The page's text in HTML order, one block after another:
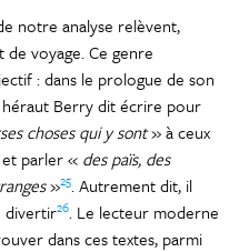
notre analyse relèvent,
voyage. Ce genre
: dans le prologue de son
Berry dit écrire pour
choses qui y sont» à ceux
parler « des païs, des
»25. Autrement dit, il
divertir26. Le lecteur moderne
dans ces textes, parmi